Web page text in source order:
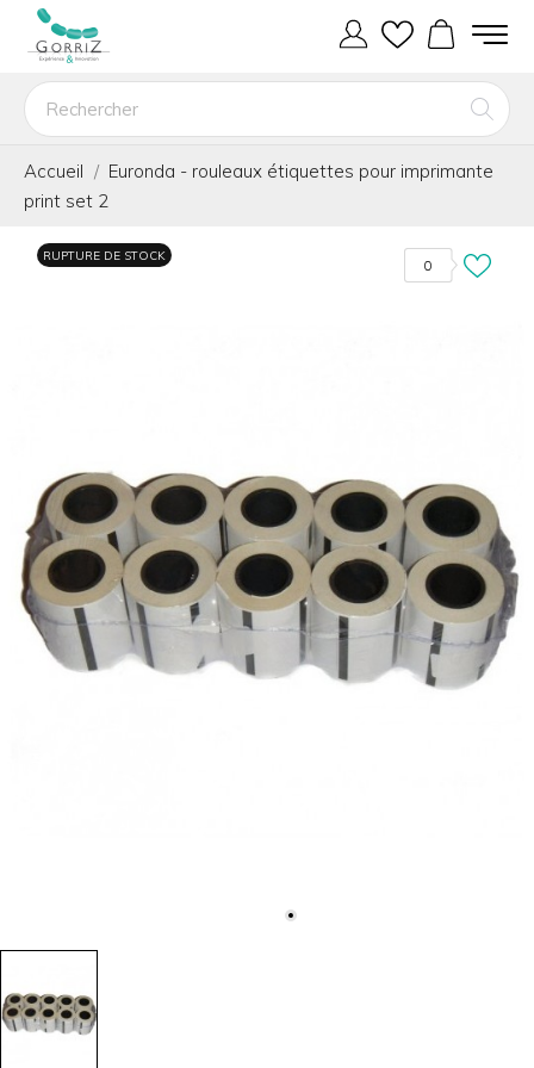
Accueil
Euronda - rouleaux étiquettes pour imprimante
print set 2
0
RUPTURE DE STOCK